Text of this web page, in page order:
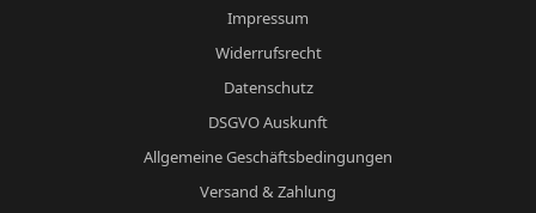
Impressum
Widerrufsrecht
Datenschutz
DSGVO Auskunft
Allgemeine Geschäftsbedingungen
Versand & Zahlung